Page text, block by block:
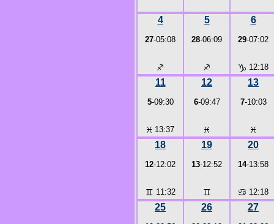
4
27-05:08
♐
5
28-06:09
♐
6
29-07:02
♑ 12:18
11
5-09:30
♓ 13:37
12
6-09:47
♓
13
7-10:03
♓
18
12-12:02
♊ 11:32
19
13-12:52
♊
20
14-13:58
♋ 12:18
25 26 27